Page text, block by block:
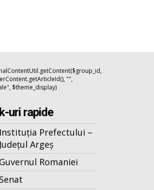
"",
$theme_display)
uri rapide
Instituția Prefectului –
Județul Argeș
Guvernul Romaniei
Senat